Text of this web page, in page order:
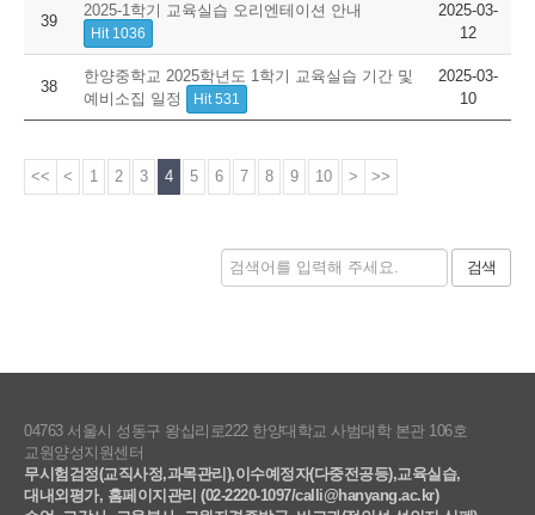
39
2025-1학기 교육실습 오리엔테이션 안내
Hit 1036
2025-03-
12
38
한양중학교 2025학년도 1학기 교육실습 기간 및
예비소집 일정
Hit 531
2025-03-
10
<< < 1 2 3 4 5 6 7 8 9 10 > >>
검색
04763 서울시 성동구 왕십리로222 한양대학교 사범대학 본관 106호
교원양성지원센터
무시험검정(교직사정,과목관리),이수예정자(다중전공등),교육실습,
대내외평가, 홈페이지관리 (02-2220-1097/calli@hanyang.ac.kr)